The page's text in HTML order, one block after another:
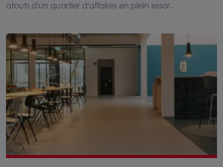
atouts d'un quartier d'affaires en plein essor.